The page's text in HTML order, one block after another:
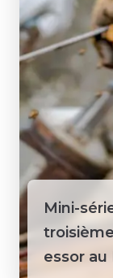
Sainte-
Sénégal
Suriname
Mini-
essor au